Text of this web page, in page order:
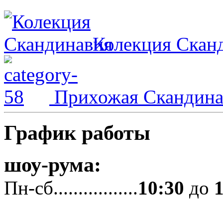
Колекция
Прихожая
График работы
шоу-рума:
Пн-сб.................10:30 до